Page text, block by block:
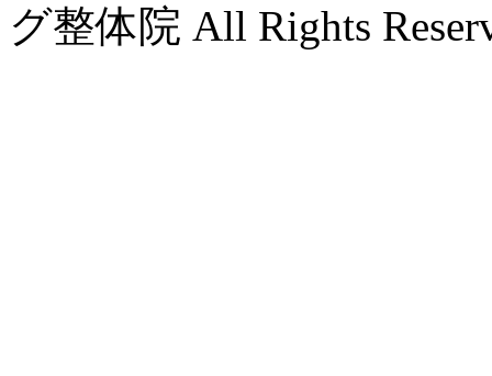
グ整体院 All Rights